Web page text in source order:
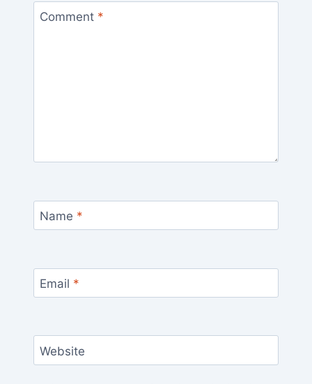
Comment *
Name *
Email *
Website